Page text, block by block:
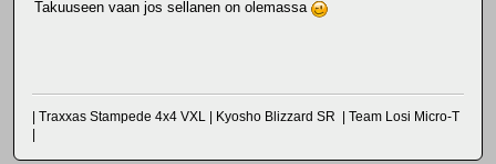
Takuuseen vaan jos sellanen on olemassa
| Traxxas Stampede 4x4 VXL | Kyosho Blizzard SR | Team Losi Micro-T
|